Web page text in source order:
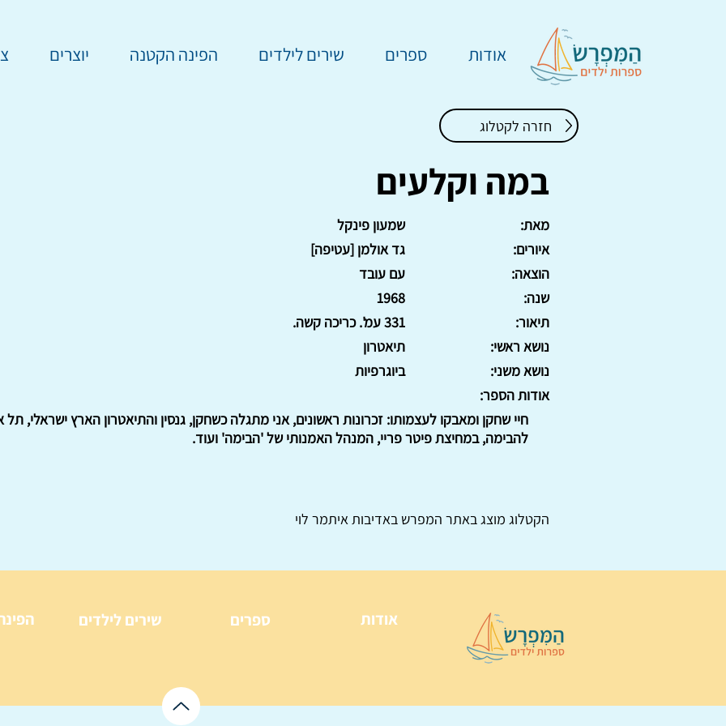
אודות ספרים שירים לילדים הפינה הקטנה יוצרים
חזרה לקטלוג
במה וקלעים
שמעון פינקל
מאת:
גד אולמן [עטיפה]
איורים:
עם עובד
הוצאה:
1968
שנה:
331 עמ'. כריכה קשה.
תיאור:
תיאטרון
נושא ראשי:
ביוגרפיות
נושא משני:
אודות הספר:
חיי שחקן ומאבקו לעצמותו: זכרונות ראשונים, אני מתגלה כשחקן, גנסין והתיאטרון הארץ ישראלי,
להבימה, במחיצת פיטר פריי, המנהל האמנותי של 'הבימה' ועוד.
הקטלוג מוצג באתר המפרש באדיבות איתמר לוי
שירים לילדים ספרים אודות